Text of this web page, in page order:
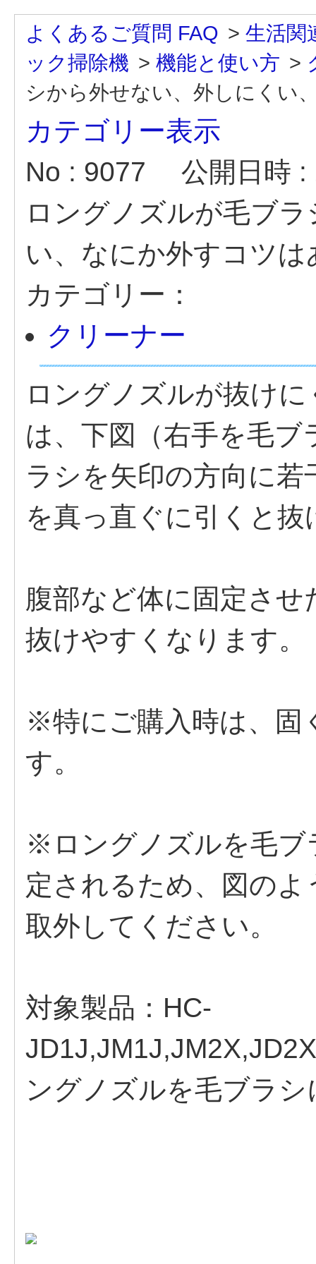
よくあるご質問 FAQ > 生活関
ック掃除機 > 機能と使い方 >
シから外せない、外しにくい
カテゴリー表示
No : 9077
公開日時
ロングノズルが毛ブ
い、なにか外すコツ
カテゴリー：
クリーナー
ロングノズルが抜け
は、下図（右手を毛
ラシを矢印の方向に
を真っ直ぐに引くと
腹部など体に固定さ
抜けやすくなります。
※特にご購入時は、固
す。
※ロングノズルを毛ブ
定されるため、図の
取外してください。
対象製品：HC-
ングノズルを毛ブラ